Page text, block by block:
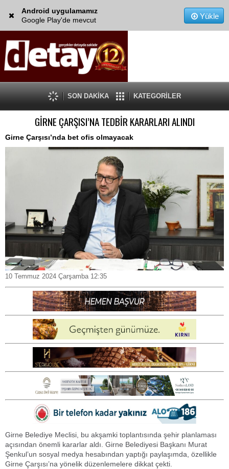
Android uygulamamız
Google Play'de mevcut
Yükle
SON DAKİKA KATEGORİLER
GİRNE ÇARŞISI’NA TEDBİR KARARLARI ALINDI
Girne Çarşısı’nda bet ofis olmayacak
10 Temmuz 2024 Çarşamba 12:35
Girne Belediye Meclisi, bu akşamki toplantısında şehir planlaması
açısından önemli kararlar aldı. Girne Belediyesi Başkanı Murat
Şenkul’un sosyal medya hesabından yaptığı paylaşımda, özellikle
Girne Çarşısı’na yönelik düzenlemelere dikkat çekti.